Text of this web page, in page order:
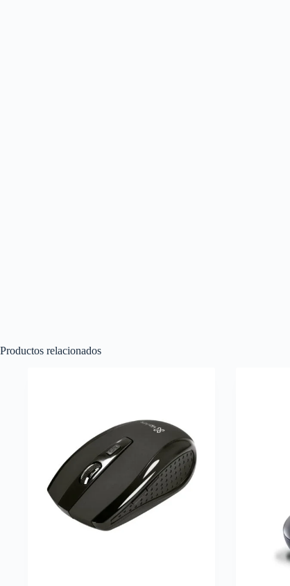
Productos relacionados